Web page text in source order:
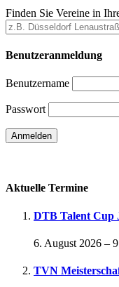
Finden Sie Vereine in
Benutzeranmeldung
Benutzername
Passwort
Aktuelle Termine
DTB Talent Cup
6. August 2026 –
TVN